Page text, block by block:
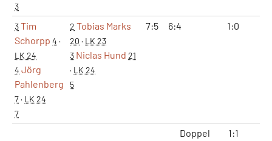
3
3Tim
Schorpp 4 ·
LK 24
4 Jörg
Pahlenberg
7· LK 24
7
2 Tobias Marks
20 · LK 23
3 Niclas Hund 21
· LK 24
5
7:5 6:4 1:0
Doppel 1:1